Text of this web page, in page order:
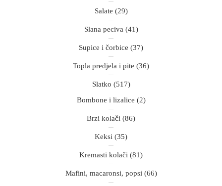
Salate (29)
Slana peciva (41)
Supice i čorbice (37)
Topla predjela i pite (36)
Slatko (517)
Bombone i lizalice (2)
Brzi kolači (86)
Keksi (35)
Kremasti kolači (81)
Mafini, macaronsi, popsi (66)